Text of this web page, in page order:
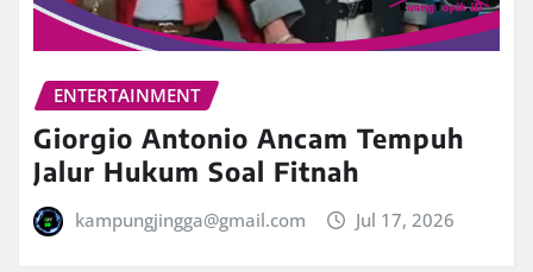
ENTERTAINMENT
Giorgio Antonio Ancam Tempuh
Jalur Hukum Soal Fitnah
kampungjingga@gmail.com Jul 17, 2026